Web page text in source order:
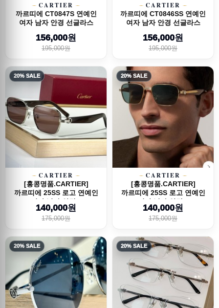
CARTIER
까르띠에 CT0847S 연예인
여자 남자 안경 선글라스
156,000원
195,000원
CARTIER
까르띠에 CT0846SS 연예인
여자 남자 안경 선글라스
156,000원
195,000원
20% SALE
CARTIER
[홍콩명품.CARTIER]
까르띠에 25SS 로고 연예인
여자 남자 안경...
140,000원
175,000원
20% SALE
CARTIER
[홍콩명품.CARTIER]
까르띠에 25SS 로고 연예인
여자 남자 안경...
140,000원
175,000원
20% SALE 20% SALE